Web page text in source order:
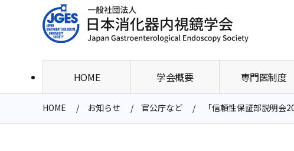
HOME 学会概要 専門医制度
HOME お知らせ 官公庁など 「信頼性保証部説明会